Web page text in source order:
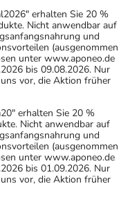
erhalten Sie 20 %
Nicht anwendbar auf
und
(ausgenommen
unter www.aponeo.de
bis 09.08.2026. Nur
vor, die Aktion früher
erhalten Sie 20 %
Nicht anwendbar auf
und
(ausgenommen
unter www.aponeo.de
bis 01.09.2026. Nur
vor, die Aktion früher